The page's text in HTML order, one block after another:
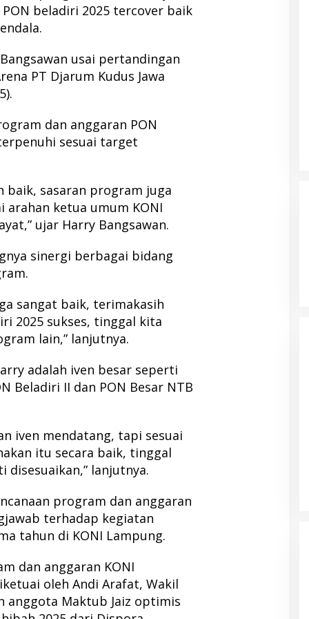
beladiri 2025 tercover baik
usai pertandingan
PT Djarum Kudus Jawa
dan anggaran PON
sesuai target
baik, sasaran program juga
arahan ketua umum KONI
ujar Harry Bangsawan.
sinergi berbagai bidang
sangat baik, terimakasih
2025 sukses, tinggal kita
lain,” lanjutnya.
adalah iven besar seperti
Beladiri II dan PON Besar NTB
iven mendatang, tapi sesuai
itu secara baik, tinggal
disesuaikan,” lanjutnya.
program dan anggaran
terhadap kegiatan
tahun di KONI Lampung.
dan anggaran KONI
oleh Andi Arafat, Wakil
anggota Maktub Jaiz optimis